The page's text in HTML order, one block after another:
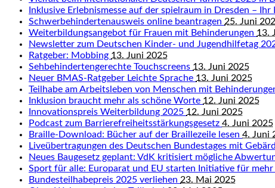
Inklusive Erlebnismesse auf der spielraum in Dresden – Ihr
Schwerbehindertenausweis online beantragen 25. Juni
Weiterbildungsangebot für Frauen mit Behinderungen 13.
Newsletter zum Deutschen Kinder- und Jugendhilfetag
Ratgeber: Mobbing 13. Juni 2025
Sehbehindertengerechte Touchscreens 13. Juni 2025
Neuer BMAS-Ratgeber Leichte Sprache 13. Juni 2025
Teilhabe am Arbeitsleben von Menschen mit
Inklusion braucht mehr als schöne Worte 12. Juni 2025
Innovationspreis Weiterbildung 2025 12. Juni 2025
Podcast zum Barrierefreiheitsstärkungsgesetz 4. Juni 2025
Braille-Download: Bücher auf der Braillezeile lesen 4. Juni
Liveübertragungen des Deutschen Bundestages mit
Neues Baugesetz geplant: VdK kritisiert mögliche
Sport für alle: Europarat und EU starten Initiative für mehr
Bundesteilhabepreis 2025 verliehen 23. Mai 2025